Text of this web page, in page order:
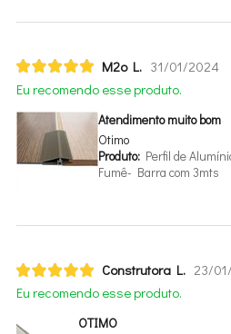
M2o L. 31/01/2024
Eu recomendo esse produto.
Atendimento muito bom
Otimo
Produto:Perfil de
Fumê- Barra com 3mts
Construtora L. 23/
Eu recomendo esse produto.
OTIMO